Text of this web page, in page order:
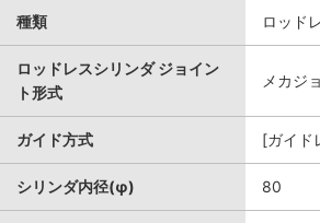
種類 ロッド
ロッドレスシリンダ ジョイン
ト形式
メカジ
ガイド方式 [ガイド
シリンダ内径(φ) 80